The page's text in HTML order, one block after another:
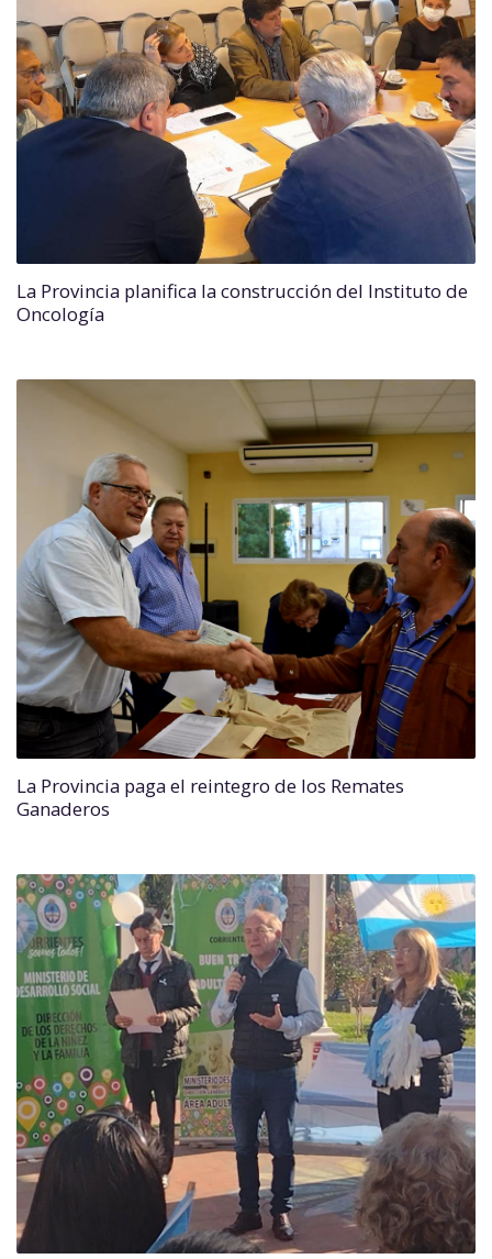
La Provincia planifica la construcción del Instituto de
Oncología
La Provincia paga el reintegro de los Remates
Ganaderos